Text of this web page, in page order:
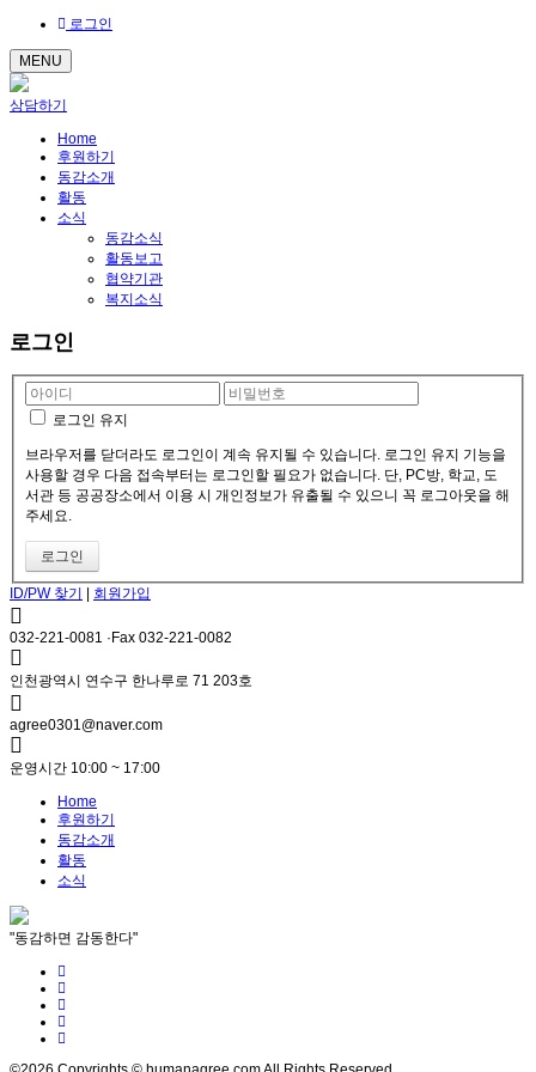
로그인
MENU
상담하기
Home
후원하기
동감소개
활동
소식
동감소식
활동보고
협약기관
복지소식
로그인
로그인 유지
브라우저를 닫더라도 로그인이 계속 유지될 수 있습니다. 로그인 유지 기능을
사용할 경우 다음 접속부터는 로그인할 필요가 없습니다. 단, PC방, 학교, 도
서관 등 공공장소에서 이용 시 개인정보가 유출될 수 있으니 꼭 로그아웃을 해
주세요.
ID/PW 찾기 | 회원가입
032-221-0081 ·Fax 032-221-0082
인천광역시 연수구 한나루로 71 203호
agree0301@naver.com
운영시간 10:00 ~ 17:00
Home
후원하기
동감소개
활동
소식
"동감하면 감동한다"